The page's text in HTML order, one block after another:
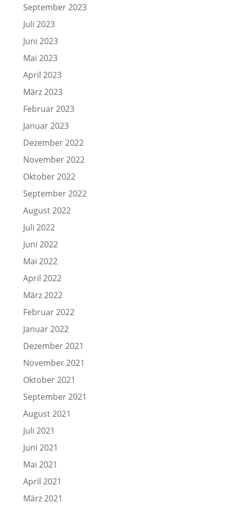
September 2023
Juli 2023
Juni 2023
Mai 2023
April 2023
März 2023
Februar 2023
Januar 2023
Dezember 2022
November 2022
Oktober 2022
September 2022
August 2022
Juli 2022
Juni 2022
Mai 2022
April 2022
März 2022
Februar 2022
Januar 2022
Dezember 2021
November 2021
Oktober 2021
September 2021
August 2021
Juli 2021
Juni 2021
Mai 2021
April 2021
März 2021